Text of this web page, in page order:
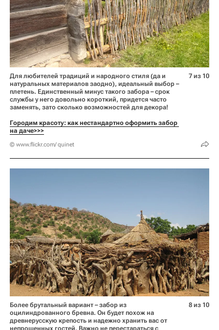
Для любителей традиций и народного стиля (да и
натуральных материалов заодно), идеальный выбор –
плетень. Единственный минус такого забора – срок
службы у него довольно короткий, придется часто
заменять, зато сколько возможностей для декора!
Городим красоту: как нестандартно оформить забор
на даче>>>
© www.flickr.com/ quinet
7 из 10
Более брутальный вариант – забор из
оцилиндрованного бревна. Он будет похож на
древнерусскую крепость и надежно хранить вас от
непрошенных гостей. Важно не перестараться с
8 из 10